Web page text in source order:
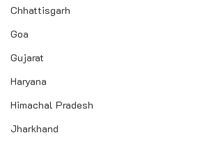
Chhattisgarh
Goa
Gujarat
Haryana
Himachal Pradesh
Jharkhand